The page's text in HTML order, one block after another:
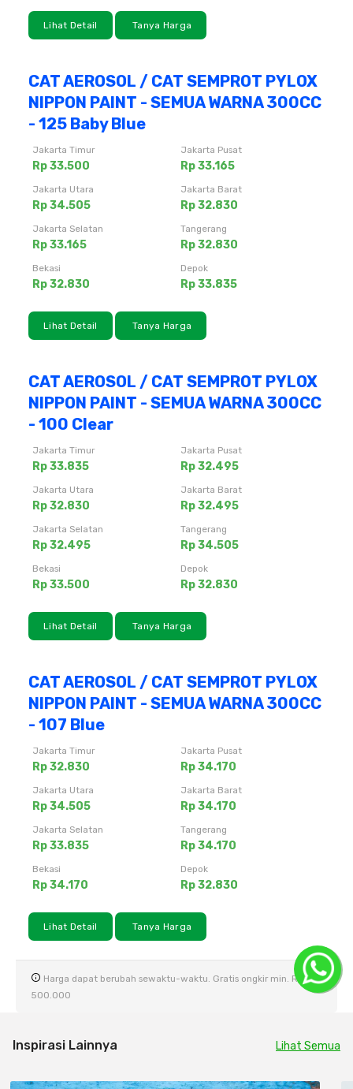
Lihat Detail Tanya Harga
CAT AEROSOL / CAT SEMPROT PYLOX
NIPPON PAINT - SEMUA WARNA 300CC
- 125 Baby Blue
Jakarta Timur
Rp 33.500
Jakarta Pusat
Rp 33.165
Jakarta Utara
Rp 34.505
Jakarta Barat
Rp 32.830
Jakarta Selatan
Rp 33.165
Tangerang
Rp 32.830
Bekasi
Rp 32.830
Depok
Rp 33.835
Lihat Detail Tanya Harga
CAT AEROSOL / CAT SEMPROT PYLOX
NIPPON PAINT - SEMUA WARNA 300CC
- 100 Clear
Jakarta Timur
Rp 33.835
Jakarta Pusat
Rp 32.495
Jakarta Utara
Rp 32.830
Jakarta Barat
Rp 32.495
Jakarta Selatan
Rp 32.495
Tangerang
Rp 34.505
Bekasi
Rp 33.500
Depok
Rp 32.830
Lihat Detail Tanya Harga
CAT AEROSOL / CAT SEMPROT PYLOX
NIPPON PAINT - SEMUA WARNA 300CC
- 107 Blue
Jakarta Timur
Rp 32.830
Jakarta Pusat
Rp 34.170
Jakarta Utara
Rp 34.505
Jakarta Barat
Rp 34.170
Jakarta Selatan
Rp 33.835
Tangerang
Rp 34.170
Bekasi
Rp 34.170
Depok
Rp 32.830
Lihat Detail Tanya Harga
Harga dapat berubah sewaktu-waktu. Gratis ongkir min. Rp
500.000
Inspirasi Lainnya Lihat Semua